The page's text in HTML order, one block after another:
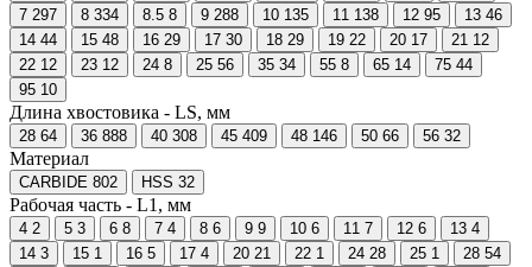
7 297 8 334 8.5 8 9 288 10 135 11 138 12 95 13 46
14 44 15 48 16 29 17 30 18 29 19 22 20 17 21 12
22 12 23 12 24 8 25 56 35 34 55 8 65 14 75 44
95 10
Длина хвостовика - LS, мм
28 64 36 888 40 308 45 409 48 146 50 66 56 32
Материал
CARBIDE 802 HSS 32
Рабочая часть - L1, мм
4 2 5 3 6 8 7 4 8 6 9 9 10 6 11 7 12 6 13 4
14 3 15 1 16 5 17 4 20 21 22 1 24 28 25 1 28 54